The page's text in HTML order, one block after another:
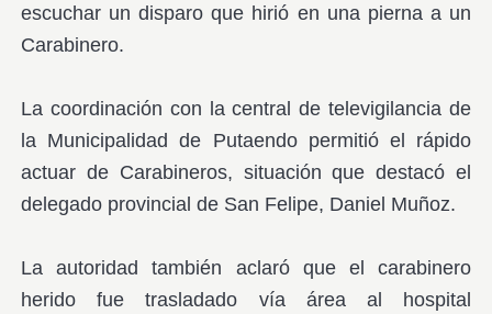
escuchar un disparo que hirió en una pierna a un
Carabinero.
La coordinación con la central de televigilancia de
la Municipalidad de Putaendo permitió el rápido
actuar de Carabineros, situación que destacó el
delegado provincial de San Felipe, Daniel Muñoz.
La autoridad también aclaró que el carabinero
herido fue trasladado vía área al hospital